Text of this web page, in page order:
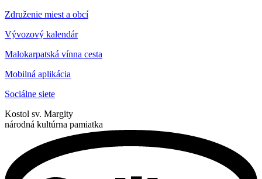
Združenie miest a obcí
Vývozový kalendár
Malokarpatská vínna cesta
Mobilná aplikácia
Sociálne siete
Kostol sv. Margity
národná kultúrna pamiatka